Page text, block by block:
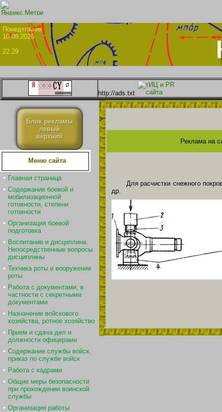
10.08.2026
22:29
http://ads.txt
Блок рекламы
левый
верхний
Меню сайта
Главная страница
Содержание боевой и
мобилизационной
готовности, степени
готовности
Организация боевой
подготовка
Воспитание и дисциплина.
Непосредственные вопросы
дисциплины
Техника роты и вооружение
роты
Работа с документами, в
частности с секретными
документами
Назначение войскового
хозяйства, ротное хозяйство
Прием и сдача дел и
должности офицерами
Содержание службы войск,
приказ по службе войск
Работа с кадрами
Общие меры безопасности
при прохождении воинской
службы
Организация работы
>
Реклама на
Для расчистки снежного
др.